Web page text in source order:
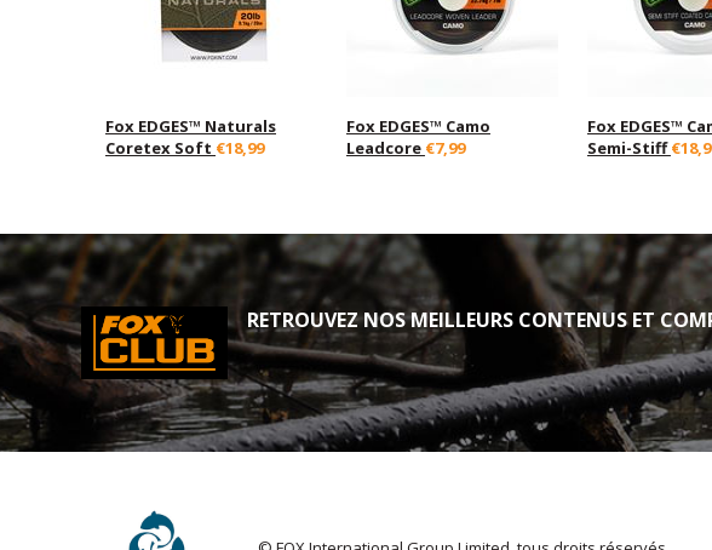
Fox EDGES™ Naturals
Coretex Soft €18,99
Fox EDGES™ Camo
Leadcore €7,99
Fox EDGES™
Semi-Stiff
RETROUVEZ NOS MEILLEURS CONTENUS ET